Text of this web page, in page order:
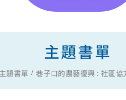
主題書單
主題書單 巷子口的農藝復興 : 社區